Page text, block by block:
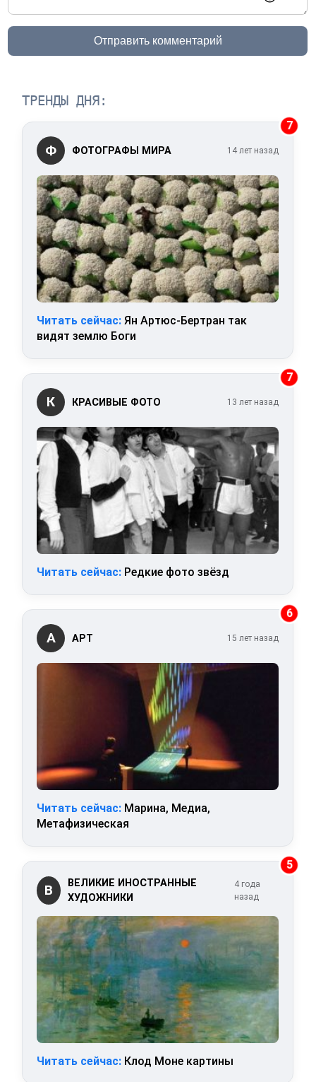
Отправить комментарий
ТРЕНДЫ ДНЯ:
7
Ф ФОТОГРАФЫ МИРА 14 лет назад
Читать сейчас: Ян Артюс-Бертран так
видят землю Боги
7
К КРАСИВЫЕ ФОТО 13 лет назад
Читать сейчас: Редкие фото звёзд
6
А АРТ 15 лет назад
Читать сейчас: Марина, Медиа,
Метафизическая
5
В
ВЕЛИКИЕ ИНОСТРАННЫЕ
ХУДОЖНИКИ
4 года
назад
Читать сейчас: Клод Моне картины